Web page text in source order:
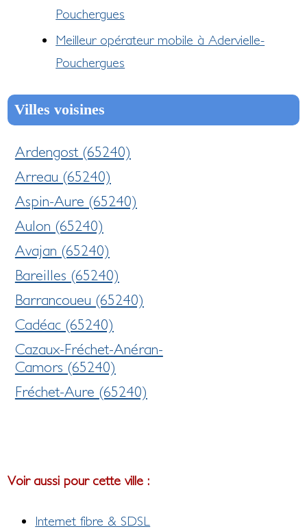
Pouchergues
Meilleur opérateur mobile à Adervielle-
Pouchergues
Villes voisines
Ardengost (65240)
Arreau (65240)
Aspin-Aure (65240)
Aulon (65240)
Avajan (65240)
Bareilles (65240)
Barrancoueu (65240)
Cadéac (65240)
Cazaux-Fréchet-Anéran-
Camors (65240)
Fréchet-Aure (65240)
Voir aussi pour cette ville :
Internet fibre & SDSL